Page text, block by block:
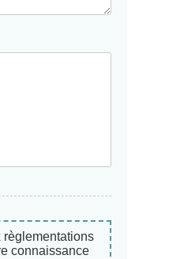
règlementations
connaissance